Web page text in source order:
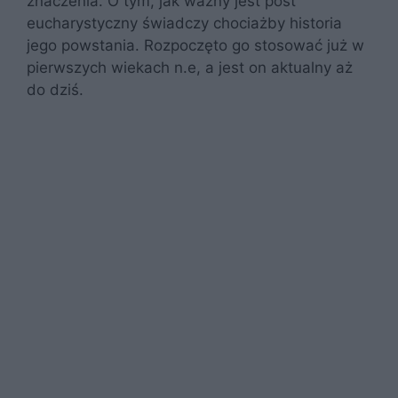
eucharystyczny świadczy chociażby historia
jego powstania. Rozpoczęto go stosować już w
pierwszych wiekach n.e, a jest on aktualny aż
do dziś.